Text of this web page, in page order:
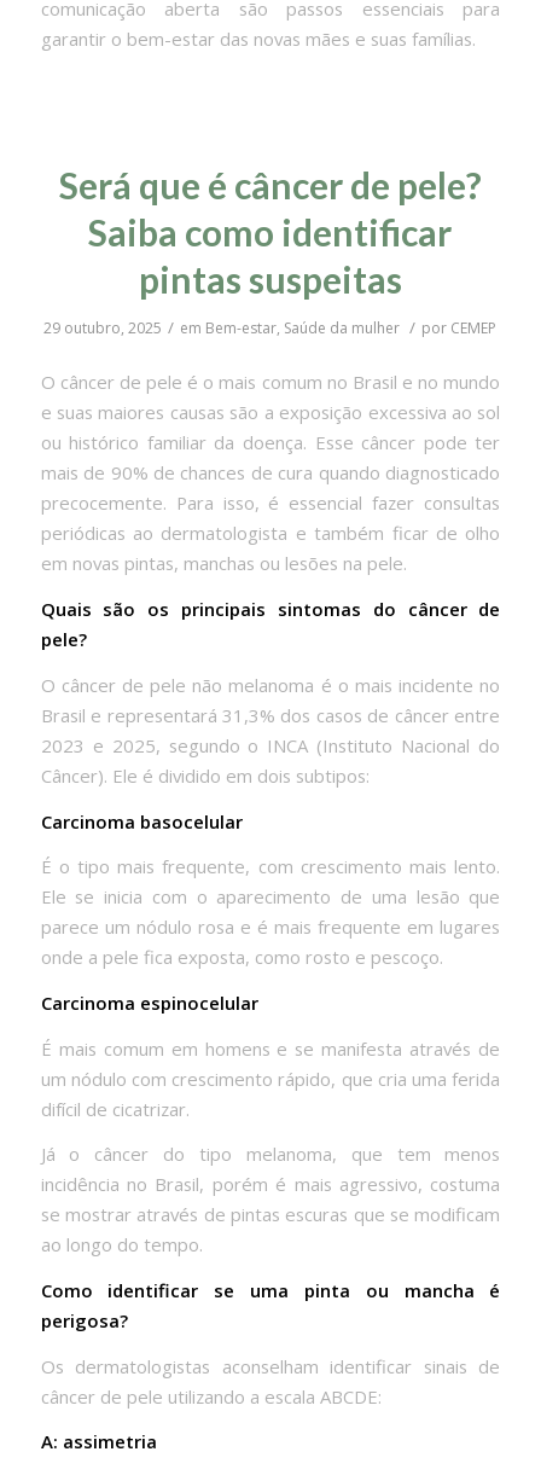
comunicação aberta são passos essenciais para
garantir o bem-estar das novas mães e suas famílias.
Será que é câncer de pele?
Saiba como identificar
pintas suspeitas
29 outubro, 2025 / em Bem-estar, Saúde da mulher / por CEMEP
O câncer de pele é o mais comum no Brasil e no mundo
e suas maiores causas são a exposição excessiva ao sol
ou histórico familiar da doença. Esse câncer pode ter
mais de 90% de chances de cura quando diagnosticado
precocemente. Para isso, é essencial fazer consultas
periódicas ao dermatologista e também ficar de olho
em novas pintas, manchas ou lesões na pele.
Quais são os principais sintomas do câncer de
pele?
O câncer de pele não melanoma é o mais incidente no
Brasil e representará 31,3% dos casos de câncer entre
2023 e 2025, segundo o INCA (Instituto Nacional do
Câncer). Ele é dividido em dois subtipos:
Carcinoma basocelular
É o tipo mais frequente, com crescimento mais lento.
Ele se inicia com o aparecimento de uma lesão que
parece um nódulo rosa e é mais frequente em lugares
onde a pele fica exposta, como rosto e pescoço.
Carcinoma espinocelular
É mais comum em homens e se manifesta através de
um nódulo com crescimento rápido, que cria uma ferida
difícil de cicatrizar.
Já o câncer do tipo melanoma, que tem menos
incidência no Brasil, porém é mais agressivo, costuma
se mostrar através de pintas escuras que se modificam
ao longo do tempo.
Como identificar se uma pinta ou mancha é
perigosa?
Os dermatologistas aconselham identificar sinais de
câncer de pele utilizando a escala ABCDE:
A: assimetria